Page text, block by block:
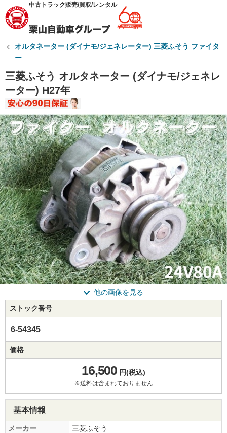
中古トラック販売/買取/レンタル
オルタネーター (ダイナモ/ジェネレーター) 三菱ふそう ファイタ
ー
三菱ふそう オルタネーター (ダイナモ/ジェネレ
ーター) H27年
他の画像を見る
ストック番号
6-54345
価格
16,500円(税込)
※送料は含まれておりません
基本情報
メーカー
三菱ふそう